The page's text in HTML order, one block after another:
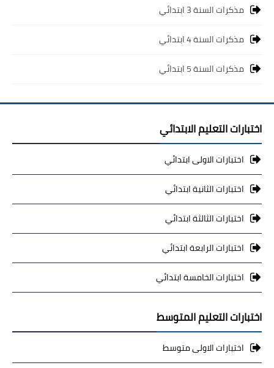
مذكرات السنة 3 ابتدائي
مذكرات السنة 4 ابتدائي
مذكرات السنة 5 ابتدائي
اختبارات التعليم الابتدائي
اختبارات الاولى ابتدائي
اختبارات الثانية ابتدائي
اختبارات الثالثة ابتدائي
اختبارات الرابعة ابتدائي
اختبارات الخامسة ابتدائي
اختبارات التعليم المتوسط
اختبارات الاولى متوسط